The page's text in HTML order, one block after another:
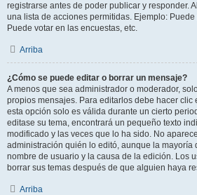
registrarse antes de poder publicar y responder.
una lista de acciones permitidas. Ejemplo:
Puede votar en las encuestas, etc.
Arriba
¿Cómo se puede editar o borrar un mensaje?
A menos que sea administrador o moderador,
propios mensajes. Para editarlos debe hacer clic
esta opción solo es válida durante un cierto
editase su tema, encontrará un pequeño texto
modificado y las veces que lo ha sido. No
administración quién lo editó, aunque la mayoría
nombre de usuario y la causa de la edición. Los
borrar sus temas después de que alguien haya
Arriba